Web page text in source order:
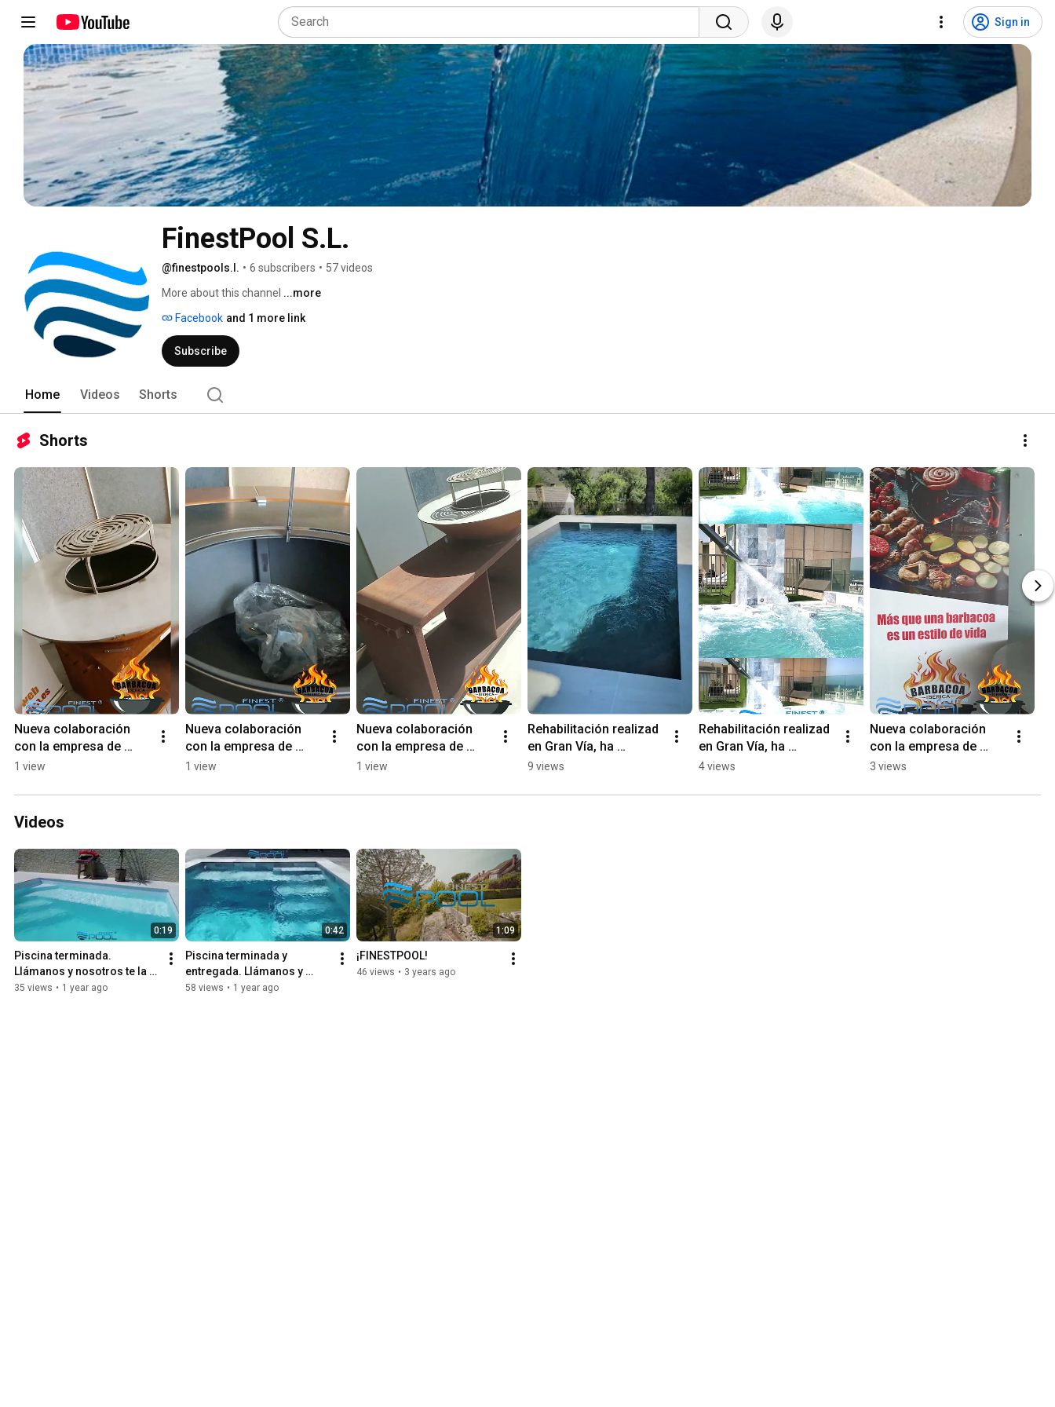
Sign in
FinestPool S.L.
@finestpools.l. • 6 subscribers • 57 videos
More about this channel ...more
Facebook and 1 more link
Subscribe
Home Videos Shorts
Shorts
Nueva colaboración
con la empresa de
Barbacoas: BARBACOA
1 view
Nueva colaboración
con la empresa de
Barbacoas: BARBACOA
1 view
Nueva colaboración
con la empresa de
Barbacoas: BARBACOA
1 view
Rehabilitación realizad
en Gran Vía, ha
quedado espectacular.
9 views
Rehabilitación realizad
en Gran Vía, ha
quedado espectacular.
4 views
Nueva colaboración
con la empresa de
Barbacoas: BARBACOA
3 views
Videos
0:19
Piscina terminada.
Llámanos y nosotros te la
hacemos
35 views • 1 year ago
0:42
Piscina terminada y
entregada. Llámanos y
nosotros te la hacemos
58 views • 1 year ago
1:09
¡FINESTPOOL!
46 views • 3 years ago